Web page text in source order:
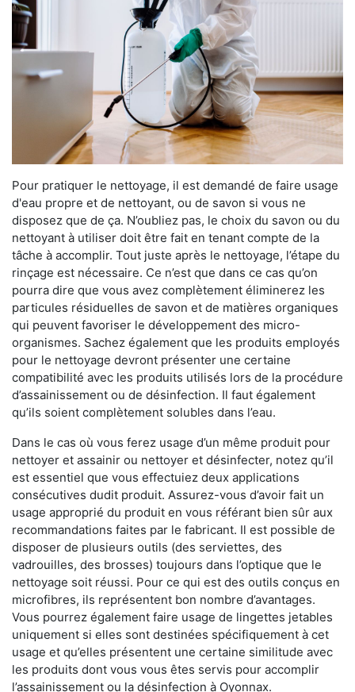
Pour pratiquer le nettoyage, il est demandé de faire usage
d'eau propre et de nettoyant, ou de savon si vous ne
disposez que de ça. N’oubliez pas, le choix du savon ou du
nettoyant à utiliser doit être fait en tenant compte de la
tâche à accomplir. Tout juste après le nettoyage, l’étape du
rinçage est nécessaire. Ce n’est que dans ce cas qu’on
pourra dire que vous avez complètement éliminerez les
particules résiduelles de savon et de matières organiques
qui peuvent favoriser le développement des micro-
organismes. Sachez également que les produits employés
pour le nettoyage devront présenter une certaine
compatibilité avec les produits utilisés lors de la procédure
d’assainissement ou de désinfection. Il faut également
qu’ils soient complètement solubles dans l’eau.
Dans le cas où vous ferez usage d’un même produit pour
nettoyer et assainir ou nettoyer et désinfecter, notez qu’il
est essentiel que vous effectuiez deux applications
consécutives dudit produit. Assurez-vous d’avoir fait un
usage approprié du produit en vous référant bien sûr aux
recommandations faites par le fabricant. Il est possible de
disposer de plusieurs outils (des serviettes, des
vadrouilles, des brosses) toujours dans l’optique que le
nettoyage soit réussi. Pour ce qui est des outils conçus en
microfibres, ils représentent bon nombre d’avantages.
Vous pourrez également faire usage de lingettes jetables
uniquement si elles sont destinées spécifiquement à cet
usage et qu’elles présentent une certaine similitude avec
les produits dont vous vous êtes servis pour accomplir
l’assainissement ou la désinfection à Oyonnax.